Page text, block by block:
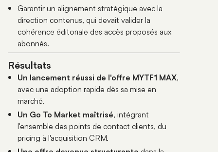
Garantir un alignement stratégique avec la
direction contenus, qui devait valider la
cohérence éditoriale des accès proposés aux
abonnés.
Résultats
Un lancement réussi de l'offre MYTF1 MAX,
avec une adoption rapide dès sa mise en
marché.
Un Go To Market maîtrisé, intégrant
l'ensemble des points de contact clients, du
pricing à l'acquisition CRM.